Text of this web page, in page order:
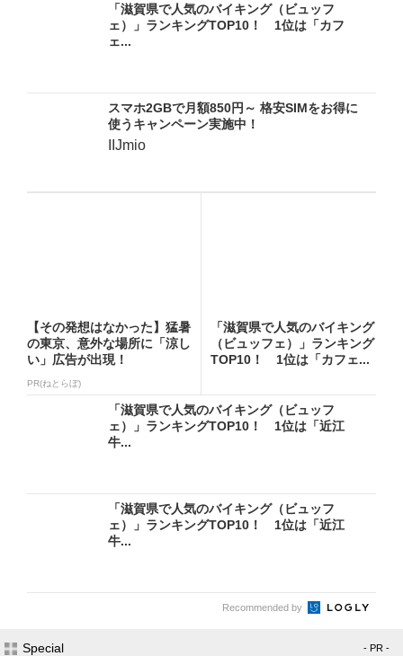
「滋賀県で人気のバイキング（ビュッフ
ェ）」ランキングTOP10！ 1位は「カフ
ェ...
スマホ2GBで月額850円～ 格安SIMをお得に
使うキャンペーン実施中！
IIJmio
【その発想はなかった】猛暑
の東京、意外な場所に「涼し
い」広告が出現！
PR(ねとらぼ)
「滋賀県で人気のバイキング
（ビュッフェ）」ランキング
TOP10！ 1位は「カフェ...
「滋賀県で人気のバイキング（ビュッフ
ェ）」ランキングTOP10！ 1位は「近江
牛...
「滋賀県で人気のバイキング（ビュッフ
ェ）」ランキングTOP10！ 1位は「近江
牛...
Recommended by
Special - PR -